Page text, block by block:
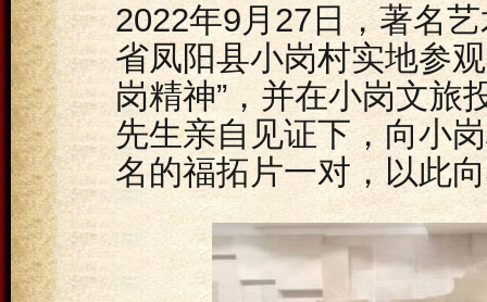
2022年9月27日，著名
省凤阳县小岗村实地参
岗精神”，并在小岗文旅
先生亲自见证下，向小
名的福拓片一对，以此